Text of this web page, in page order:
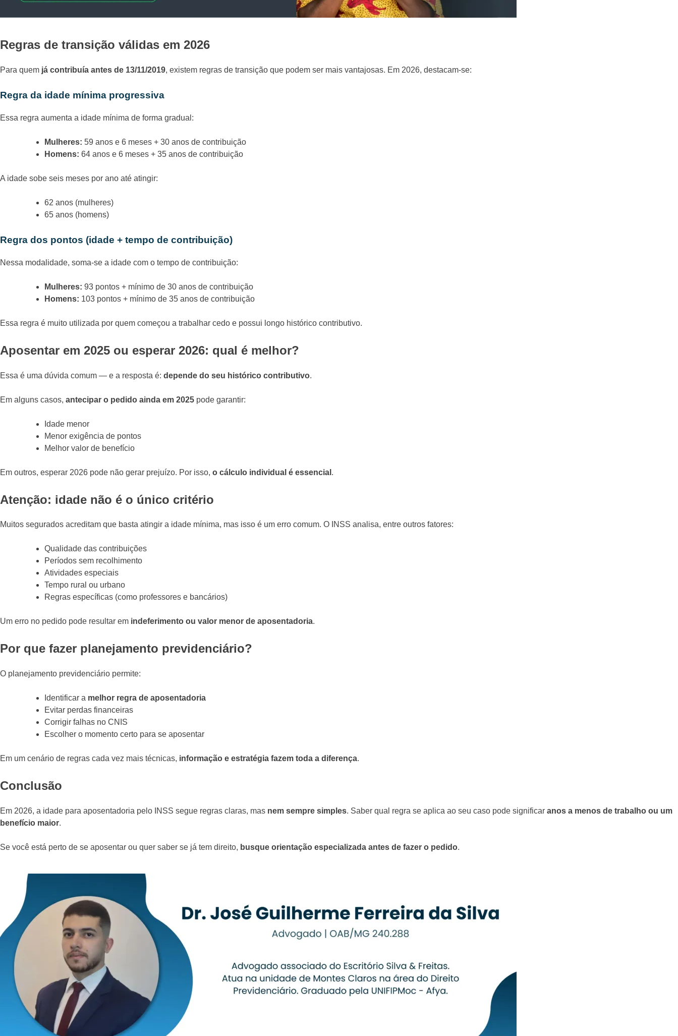
Regras de transição válidas em 2026
Para quem já contribuía antes de 13/11/2019, existem regras de transição que podem ser mais vantajosas. Em 2026, destacam-se:
Regra da idade mínima progressiva
Essa regra aumenta a idade mínima de forma gradual:
Mulheres: 59 anos e 6 meses + 30 anos de contribuição
Homens: 64 anos e 6 meses + 35 anos de contribuição
A idade sobe seis meses por ano até atingir:
62 anos (mulheres)
65 anos (homens)
Regra dos pontos (idade + tempo de contribuição)
Nessa modalidade, soma-se a idade com o tempo de contribuição:
Mulheres: 93 pontos + mínimo de 30 anos de contribuição
Homens: 103 pontos + mínimo de 35 anos de contribuição
Essa regra é muito utilizada por quem começou a trabalhar cedo e possui longo histórico contributivo.
Aposentar em 2025 ou esperar 2026: qual é melhor?
Essa é uma dúvida comum — e a resposta é: depende do seu histórico contributivo.
Em alguns casos, antecipar o pedido ainda em 2025 pode garantir:
Idade menor
Menor exigência de pontos
Melhor valor de benefício
Em outros, esperar 2026 pode não gerar prejuízo. Por isso, o cálculo individual é essencial .
Atenção: idade não é o único critério
Muitos segurados acreditam que basta atingir a idade mínima, mas isso é um erro comum. O INSS analisa, entre outros fatores:
Qualidade das contribuições
Períodos sem recolhimento
Atividades especiais
Tempo rural ou urbano
Regras específicas (como professores e bancários)
Um erro no pedido pode resultar em indeferimento ou valor menor de aposentadoria.
Por que fazer planejamento previdenciário?
O planejamento previdenciário permite:
Identificar a melhor regra de aposentadoria
Evitar perdas financeiras
Corrigir falhas no CNIS
Escolher o momento certo para se aposentar
Em um cenário de regras cada vez mais técnicas, informação e estratégia fazem toda a diferença.
Conclusão
Em 2026, a idade para aposentadoria pelo INSS segue regras claras, mas nem sempre simples. Saber qual regra se aplica ao seu caso pode significar anos a menos de trabalho ou um
benefício maior.
Se você está perto de se aposentar ou quer saber se já tem direito, busque orientação especializada antes de fazer o pedido.